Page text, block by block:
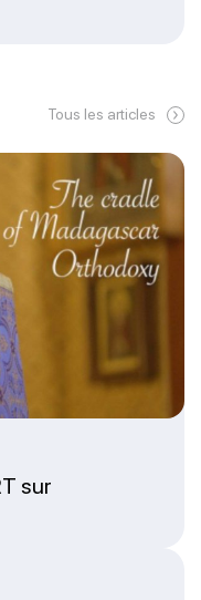
Tous les articles
sur